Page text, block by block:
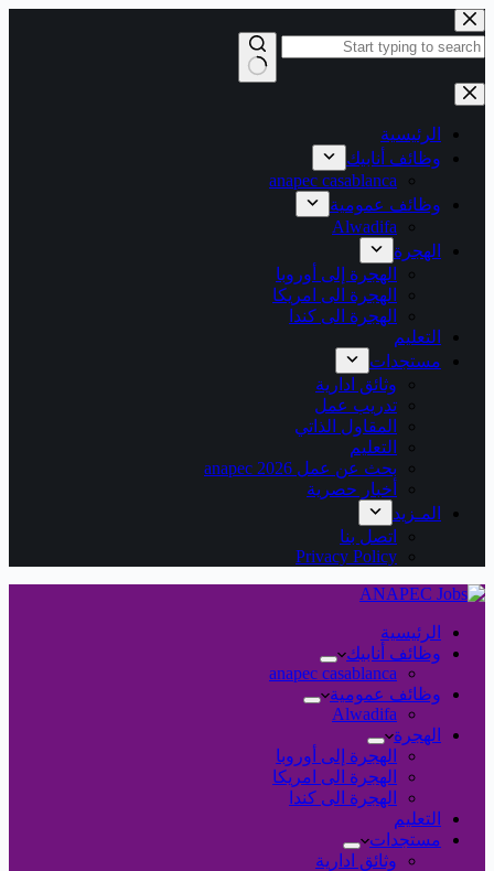
التجاوز
إلى
المحتوى
نتائج
الرئيسية
وظائف أنابيك
anapec casablanca
وظائف عمومية
Alwadifa
الهجرة
الهجرة إلى أوروبا
الهجرة الى امريكا
الهجرة الى كندا
التعليم
مستجدات
وثائق ادارية
تدريب عمل
المقاول الذاتي
التعليم
بحث عن عمل 2026 anapec
أخبار حصرية
المـزيد
اتصل بنا
Privacy Policy
الرئيسية
وظائف أنابيك
anapec casablanca
وظائف عمومية
Alwadifa
الهجرة
الهجرة إلى أوروبا
الهجرة الى امريكا
الهجرة الى كندا
التعليم
مستجدات
وثائق ادارية